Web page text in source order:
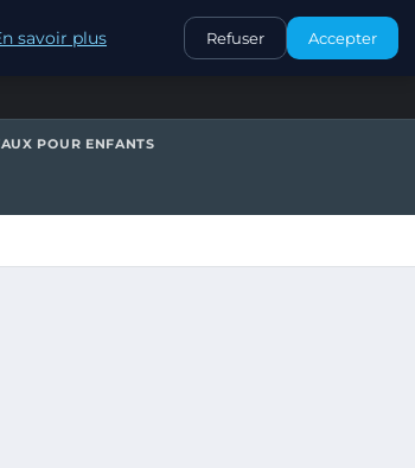
CONTACT
POUR ENFANTS
savoir plus Refuser Accepter